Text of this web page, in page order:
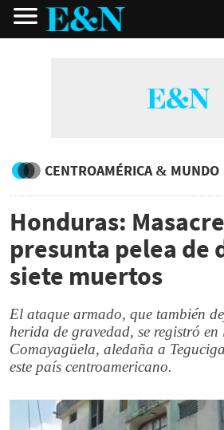
CENTROAMÉRICA & MUNDO
Honduras:
presunta pelea de
siete muertos
El ataque armado, que también
herida de gravedad, se registró
Comayagüela, aledaña a
este país centroamericano.